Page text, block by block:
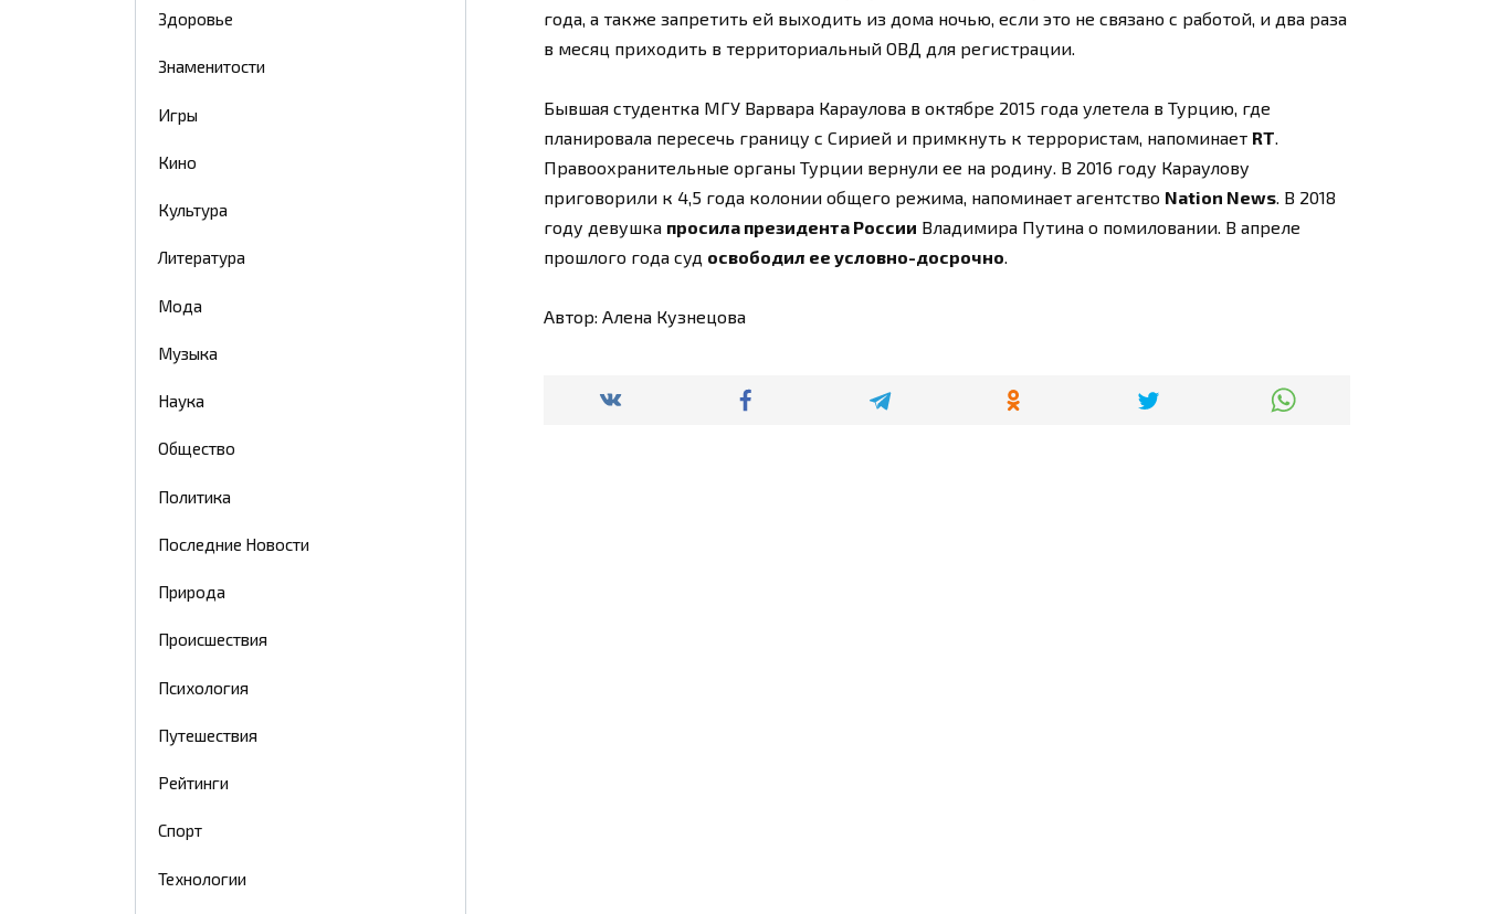
года, а также запретить ей выходить из дома ночью, если это не связано с работой, и два раза
в месяц приходить в территориальный ОВД для регистрации.
Бывшая студентка МГУ Варвара Караулова в октябре 2015 года улетела в Турцию, где
планировала пересечь границу с Сирией и примкнуть к террористам, напоминает RT
Правоохранительные органы Турции вернули ее на родину. В 2016 году Караулову
приговорили к 4,5 года колонии общего режима, напоминает агентство Nation News . В 2018
году девушка просила президента России Владимира Путина о помиловании. В апреле
прошлого года суд освободил ее условно-досрочно
Автор: Алена Кузнецова
Здоровье
Знаменитости
Игры
Кино
Культура
Литература
Мода
Музыка
Наука
Общество
Политика
Последние Новости
Природа
Происшествия
Психология
Путешествия
Рейтинги
Спорт
Технологии